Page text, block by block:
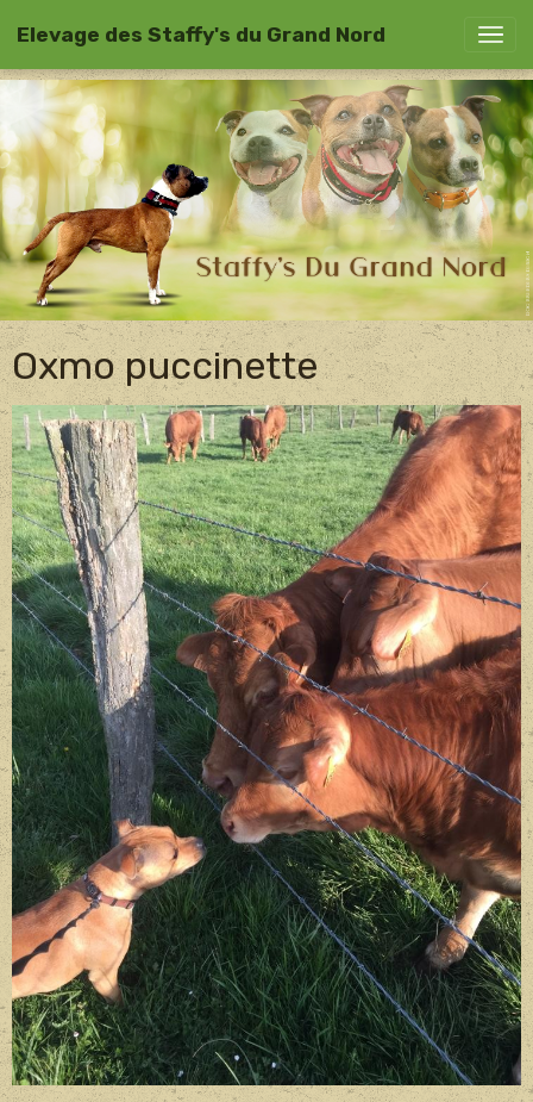
Elevage des Staffy's du Grand Nord
Oxmo puccinette